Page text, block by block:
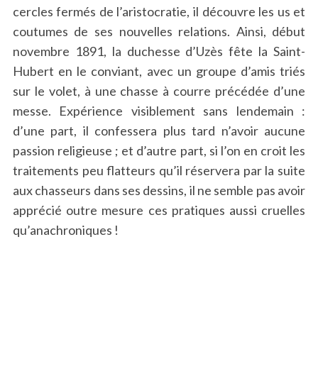
cercles fermés de l’aristocratie, il découvre les us et
coutumes de ses nouvelles relations. Ainsi, début
novembre 1891, la duchesse d’Uzès fête la Saint-
Hubert en le conviant, avec un groupe d’amis triés
sur le volet, à une chasse à courre précédée d’une
messe. Expérience visiblement sans lendemain :
d’une part, il confessera plus tard n’avoir aucune
passion religieuse ; et d’autre part, si l’on en croit les
traitements peu flatteurs qu’il réservera par la suite
aux chasseurs dans ses dessins, il ne semble pas avoir
apprécié outre mesure ces pratiques aussi cruelles
qu’anachroniques !